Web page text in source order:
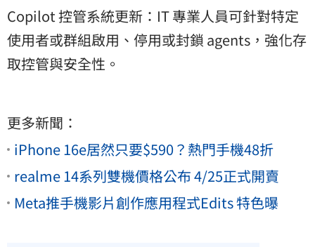
Copilot 控管系統更新：IT 專業人員可針對特定
使用者或群組啟用、停用或封鎖 agents，強化存
取控管與安全性。
更多新聞：
iPhone 16e居然只要$590？熱門手機48折
realme 14系列雙機價格公布 4/25正式開賣
Meta推手機影片創作應用程式Edits 特色曝